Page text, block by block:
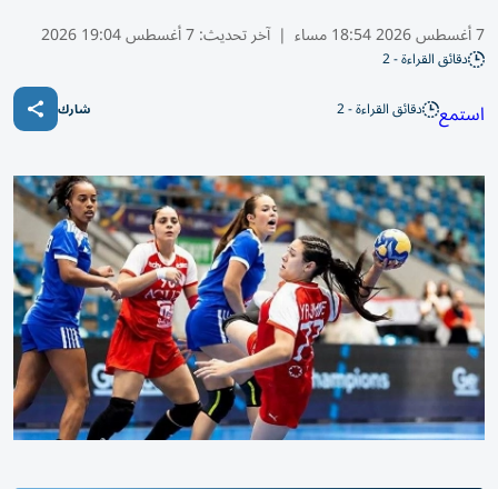
7 أغسطس 2026 18:54 مساء | آخر تحديث:7 أغسطس 19:04 2026
دقائق القراءة - 2
استمع دقائق القراءة - 2 شارك